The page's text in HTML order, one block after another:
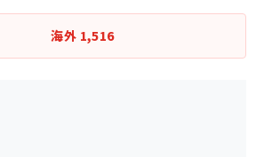
海外 1,516